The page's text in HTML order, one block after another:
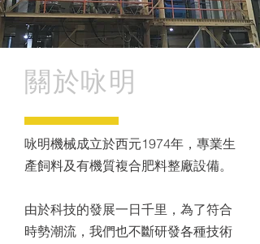
關於咏明
咏明機械成立於西元1974年，專業生
產飼料及有機質複合肥料整廠設備。
由於科技的發展一日千里，為了符合
時勢潮流，我們也不斷研發各種技術